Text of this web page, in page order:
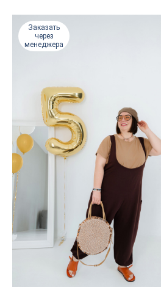
Заказать
через
менеджера